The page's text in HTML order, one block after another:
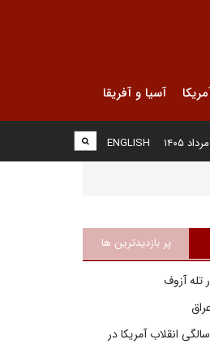
آسیا و آفریقا
ENGLISH
پر بازدیدترین ها
تله آزوف
انقلاب آمریکا در